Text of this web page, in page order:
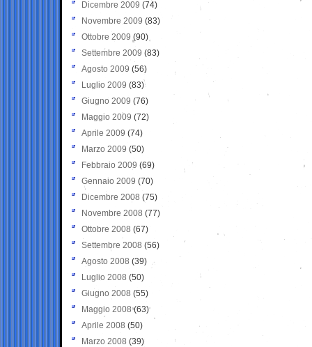
Dicembre 2009 (74)
Novembre 2009 (83)
Ottobre 2009 (90)
Settembre 2009 (83)
Agosto 2009 (56)
Luglio 2009 (83)
Giugno 2009 (76)
Maggio 2009 (72)
Aprile 2009 (74)
Marzo 2009 (50)
Febbraio 2009 (69)
Gennaio 2009 (70)
Dicembre 2008 (75)
Novembre 2008 (77)
Ottobre 2008 (67)
Settembre 2008 (56)
Agosto 2008 (39)
Luglio 2008 (50)
Giugno 2008 (55)
Maggio 2008(63)
Aprile 2008 (50)
Marzo 2008 (39)